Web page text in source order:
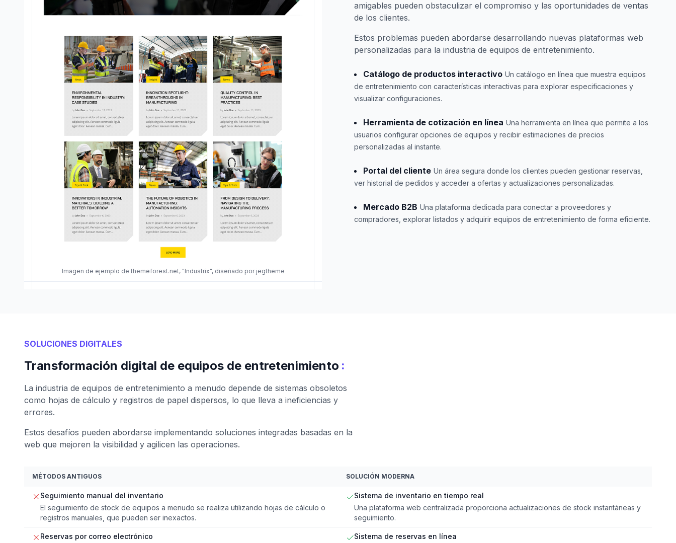
Imagen de ejemplo de themeforest.net, "Industrix", diseñado por jegtheme
amigables pueden obstaculizar el compromiso y las oportunidades de ventas
de los clientes.
Estos problemas pueden abordarse desarrollando nuevas plataformas web
personalizadas para la industria de equipos de entretenimiento.
Catálogo de productos interactivo Un catálogo en línea que muestra equipos
de entretenimiento con características interactivas para explorar especificaciones y
visualizar configuraciones.
Herramienta de cotización en línea Una herramienta en línea que permite a los
usuarios configurar opciones de equipos y recibir estimaciones de precios
personalizadas al instante.
Portal del cliente Un área segura donde los clientes pueden gestionar reservas,
ver historial de pedidos y acceder a ofertas y actualizaciones personalizadas.
Mercado B2B Una plataforma dedicada para conectar a proveedores y
compradores, explorar listados y adquirir equipos de entretenimiento de forma eficiente.
SOLUCIONES DIGITALES
Transformación digital de equipos de entretenimiento :
La industria de equipos de entretenimiento a menudo depende de sistemas obsoletos
como hojas de cálculo y registros de papel dispersos, lo que lleva a ineficiencias y
errores.
Estos desafíos pueden abordarse implementando soluciones integradas basadas en la
web que mejoren la visibilidad y agilicen las operaciones.
MÉTODOS ANTIGUOS SOLUCIÓN MODERNA
Seguimiento manual del inventario
El seguimiento de stock de equipos a menudo se realiza utilizando hojas de cálculo o
registros manuales, que pueden ser inexactos.
Sistema de inventario en tiempo real
Una plataforma web centralizada proporciona actualizaciones de stock instantáneas y
seguimiento.
Reservas por correo electrónico Sistema de reservas en línea